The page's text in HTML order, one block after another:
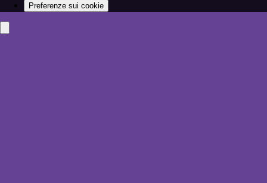
Preferenze sui cookie